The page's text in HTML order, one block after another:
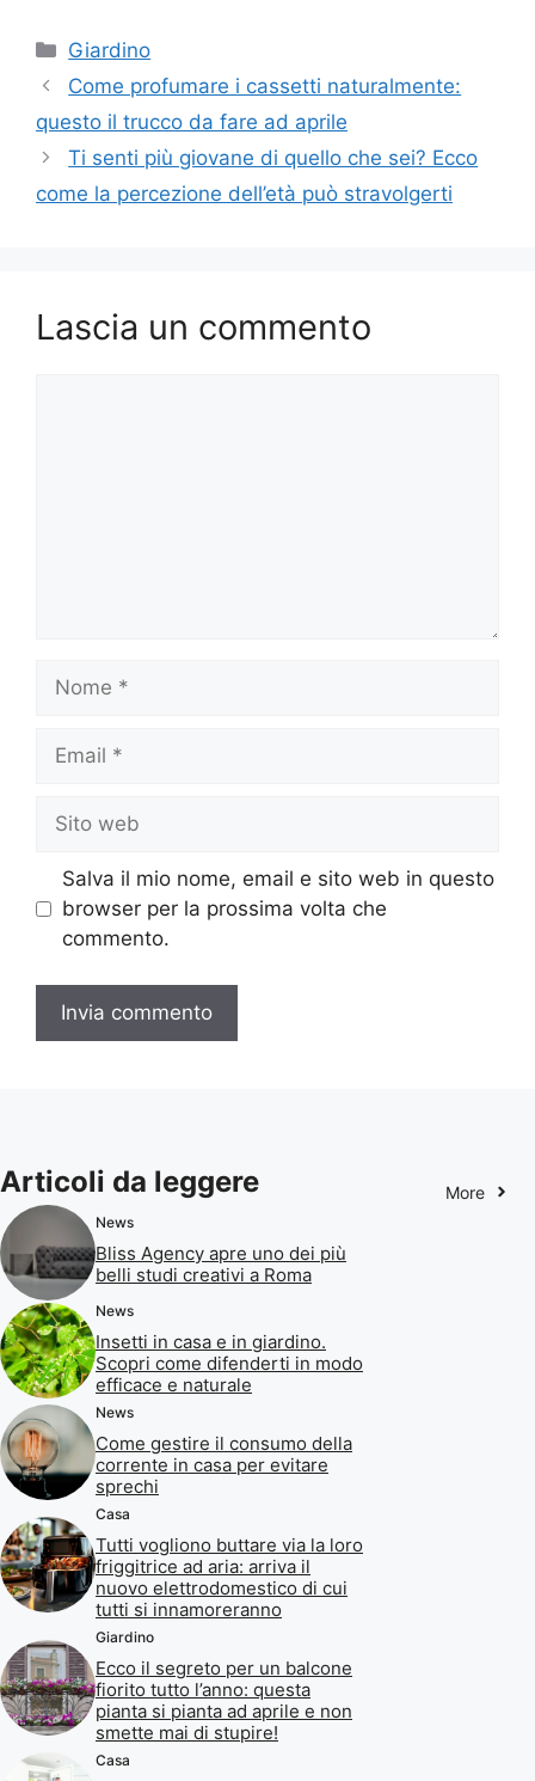
Categorie
Giardino
Come profumare i cassetti naturalmente:
questo il trucco da fare ad aprile
Ti senti più giovane di quello che sei? Ecco
come la percezione dell’età può stravolgerti
Lascia un commento
Nome
Email
Sito
web
Salva il mio nome, email e sito web in questo
browser per la prossima volta che
commento.
Articoli da leggere More
News
Bliss Agency apre uno dei più
belli studi creativi a Roma
News
Insetti in casa e in giardino.
Scopri come difenderti in modo
efficace e naturale
News
Come gestire il consumo della
corrente in casa per evitare
sprechi
Casa
Tutti vogliono buttare via la loro
friggitrice ad aria: arriva il
nuovo elettrodomestico di cui
tutti si innamoreranno
Giardino
Ecco il segreto per un balcone
fiorito tutto l’anno: questa
pianta si pianta ad aprile e non
smette mai di stupire!
Casa